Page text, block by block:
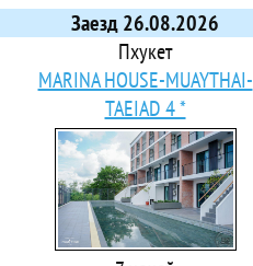
Заезд 26.08.2026
Пхукет
MARINA HOUSE-MUAYTHAI-
TAEIAD 4 *